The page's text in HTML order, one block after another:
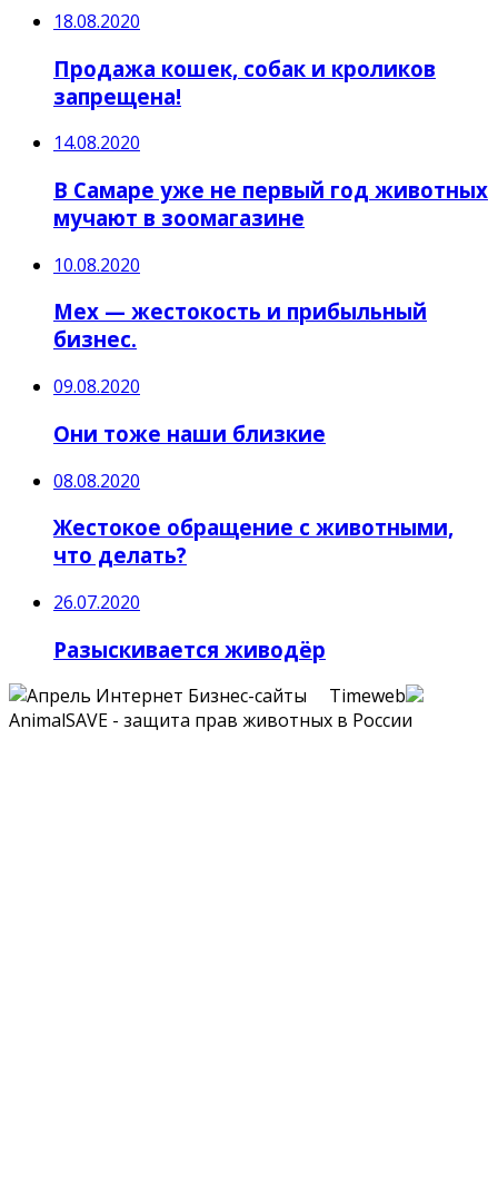
18.08.2020
Продажа кошек, собак и кроликов
запрещена!
14.08.2020
В Самаре уже не первый год животных
мучают в зоомагазине
10.08.2020
Мех — жестокость и прибыльный
бизнес.
09.08.2020
Они тоже наши близкие
08.08.2020
Жестокое обращение с животными,
что делать?
26.07.2020
Разыскивается живодёр
Бизнес-сайты Timeweb
AnimalSAVE - защита прав животных в России